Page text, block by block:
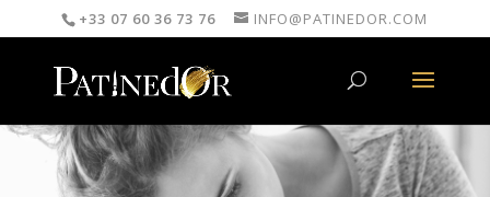
+33 07 60 36 73 76 INFO@PATINEDOR.COM